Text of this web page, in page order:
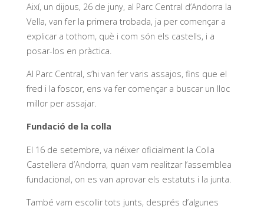
Així, un dijous, 26 de juny, al Parc Central d’Andorra la
Vella, van fer la primera trobada, ja per començar a
explicar a tothom, què i com són els castells, i a
posar-los en pràctica.
Al Parc Central, s’hi van fer varis assajos, fins que el
fred i la foscor, ens va fer començar a buscar un lloc
millor per assajar.
Fundació de la colla
El 16 de setembre, va néixer oficialment la Colla
Castellera d’Andorra, quan vam realitzar l’assemblea
fundacional, on es van aprovar els estatuts i la junta.
També vam escollir tots junts, després d’algunes